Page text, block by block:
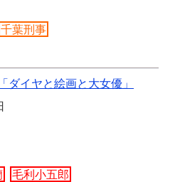
千葉刑事
ダイヤと絵画と大女優」
毛利小五郎